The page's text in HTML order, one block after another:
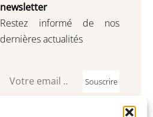
newsletter
Restez informé de nos
dernières actualités
Souscrire